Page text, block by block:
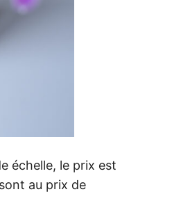
échelle, le prix est
au prix de